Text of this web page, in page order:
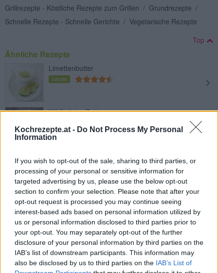
Kochrezepte.at - Do Not Process My Personal
Information
If you wish to opt-out of the sale, sharing to third parties, or
processing of your personal or sensitive information for
targeted advertising by us, please use the below opt-out
section to confirm your selection. Please note that after your
opt-out request is processed you may continue seeing
interest-based ads based on personal information utilized by
us or personal information disclosed to third parties prior to
your opt-out. You may separately opt-out of the further
disclosure of your personal information by third parties on the
IAB’s list of downstream participants. This information may
also be disclosed by us to third parties on the IAB’s List of
Grillrezepte - Köstliche Rezepte zum Grillen / Grundrezepte /
Schnelle Rezepte - Schnelle Gerichte / Vegetarische Rezepte
Top
Ähnliche Rezepte
Limettenbutter
Leicht
Wildkräuter-Butter
Leicht
Kräuterbutter
Leicht
Mediterrane Kräuterbutter
Leicht